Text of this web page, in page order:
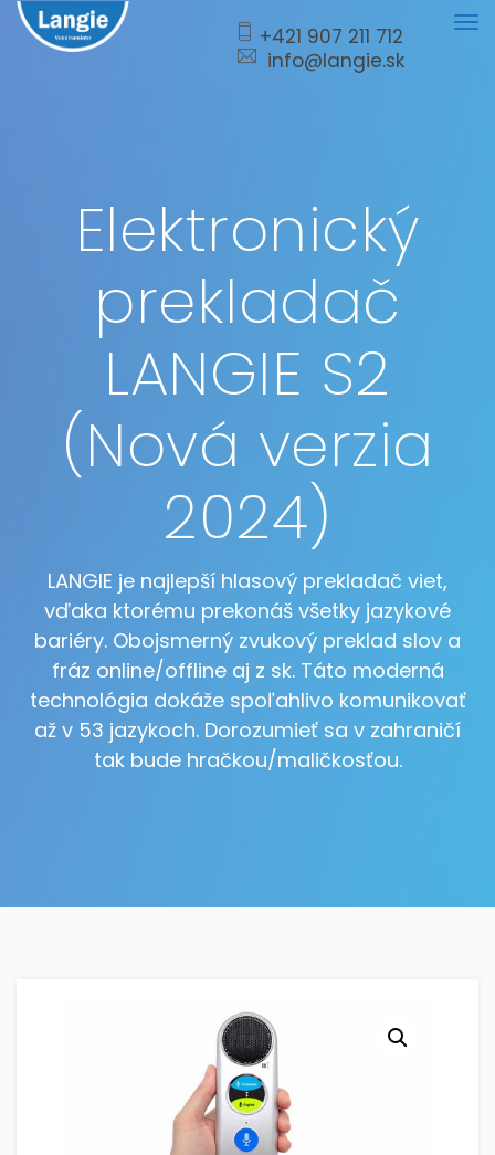
+421 907 211 712
info@langie.sk
Elektronický
prekladač
LANGIE S2
(Nová verzia
2024)
LANGIE je najlepší hlasový prekladač viet,
vďaka ktorému prekonáš všetky jazykové
bariéry. Obojsmerný zvukový preklad slov a
fráz online/offline aj z sk. Táto moderná
technológia dokáže spoľahlivo komunikovať
až v 53 jazykoch. Dorozumieť sa v zahraničí
tak bude hračkou/maličkosťou.